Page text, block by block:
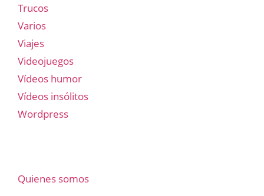
Trucos
Varios
Viajes
Videojuegos
Vídeos humor
Vídeos insólitos
Wordpress
Quienes somos